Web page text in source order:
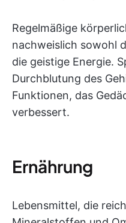
Regelmäßige
nachweislich sowohl
die geistige Energie.
Durchblutung des
Funktionen, das
verbessert.
Ernährung
Lebensmittel, die